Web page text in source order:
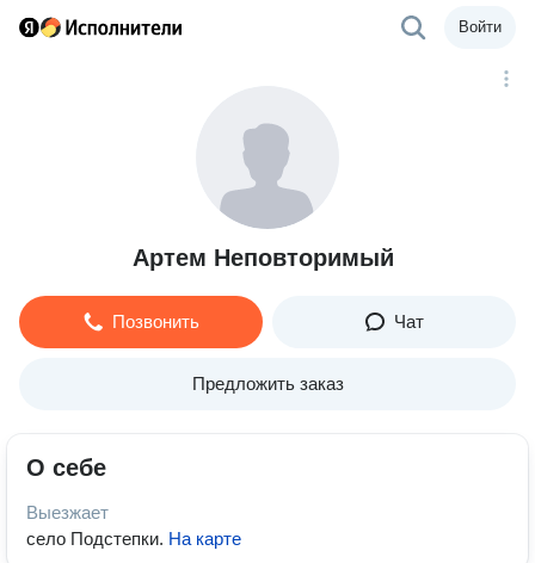
Войти
Артем Неповторимый
Позвонить Чат
Предложить заказ
О себе
Выезжает
село Подстепки. На карте